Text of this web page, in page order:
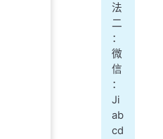
法
二
：
微
信
：
Ji
ab
cd